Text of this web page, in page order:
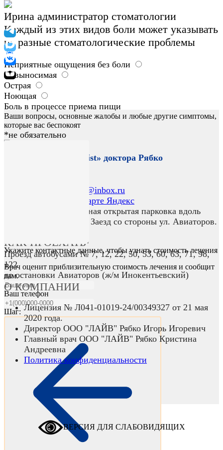
Ирина администратор стоматологии
Каждый из этих видов боли может указывать
на разные стоматологические проблемы
Неприятные ощущения без боли
Невыносимая
Острая
Ноющая
Боль в процессе приема пищи
Ваши вопросы, основные жалобы и любые другие симптомы,
которые вас беспокоят
*не обязательно
Укажите контактные данные, чтобы узнать стоимость лечения
Врач оценит приблизительную стоимость лечения и сообщит
вам.
Ваш телефон
Шаг:
Стоматология «Dentist» доктора Рябко
dentist24@inbox.ru
карте Яндекс
Имеется бесплатная открытая парковка вдоль
здания клиники. Заезд со стороны ул. Авиаторов.
КАК ПРОЕХАТЬ
Проезд автобусами № 7, 12, 22, 50, 53, 60, 63, 71, 98,
122
до остановки Авиаторов (ж/м Инокентьевский)
О КОМПАНИИ
Лицензия № Л041-01019-24/00349327 от 21 мая
2020 года.
Директор ООО "ЛАЙВ" Рябко Игорь Игоревич
Главный врач ООО "ЛАЙВ" Рябко Кристина
Андреевна
Политика конфиденциальности
ВЕРСИЯ ДЛЯ СЛАБОВИДЯЩИХ